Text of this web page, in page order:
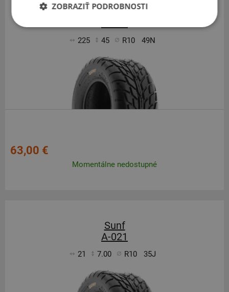
Sunf
225 45 R10 49N
63,00 €
Momentálne nedostupné
Sunf
A-021
21 7.00 R10 35J
ZOBRAZIŤ PODROBNOSTI